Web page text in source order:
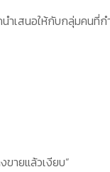
เสนอให้กับกลุ่มคนที่ก
ายแล้วเงียบ”